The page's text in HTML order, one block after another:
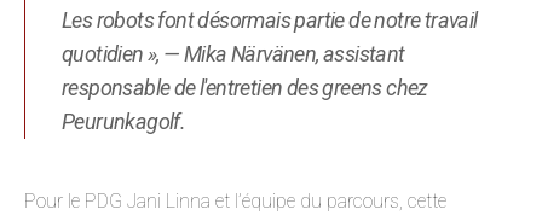
Les robots font désormais partie de notre travail
quotidien », — Mika Närvänen, assistant
responsable de l'entretien des greens chez
Peurunkagolf.
Pour le PDG Jani Linna et l’équipe du parcours, cette